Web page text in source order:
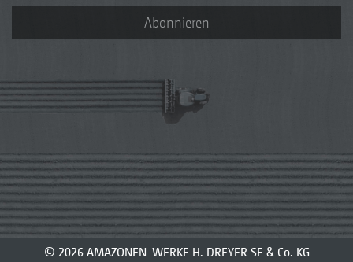
Abonnieren
© 2026 AMAZONEN-WERKE H. DREYER SE & Co. KG